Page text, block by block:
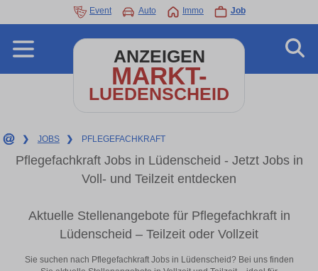
Event Auto Immo Job
ANZEIGEN
MARKT-
LUEDENSCHEID
❯ JOBS ❯ PFLEGEFACHKRAFT
Pflegefachkraft Jobs in Lüdenscheid - Jetzt Jobs in
Voll- und Teilzeit entdecken
Aktuelle Stellenangebote für Pflegefachkraft in
Lüdenscheid – Teilzeit oder Vollzeit
Sie suchen nach Pflegefachkraft Jobs in Lüdenscheid? Bei uns finden